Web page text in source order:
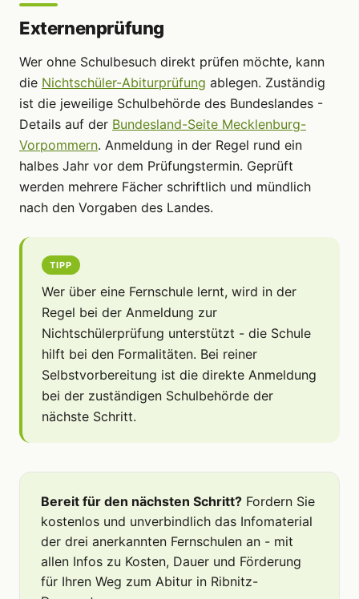
Externenprüfung
Wer ohne Schulbesuch direkt prüfen möchte, kann
die Nichtschüler-Abiturprüfung ablegen. Zuständig
ist die jeweilige Schulbehörde des Bundeslandes -
Details auf der Bundesland-Seite Mecklenburg-
Vorpommern. Anmeldung in der Regel rund ein
halbes Jahr vor dem Prüfungstermin. Geprüft
werden mehrere Fächer schriftlich und mündlich
nach den Vorgaben des Landes.
TIPP
Wer über eine Fernschule lernt, wird in der
Regel bei der Anmeldung zur
Nichtschülerprüfung unterstützt - die Schule
hilft bei den Formalitäten. Bei reiner
Selbstvorbereitung ist die direkte Anmeldung
bei der zuständigen Schulbehörde der
nächste Schritt.
Bereit für den nächsten Schritt? Fordern Sie
kostenlos und unverbindlich das Infomaterial
der drei anerkannten Fernschulen an - mit
allen Infos zu Kosten, Dauer und Förderung
für Ihren Weg zum Abitur in Ribnitz-